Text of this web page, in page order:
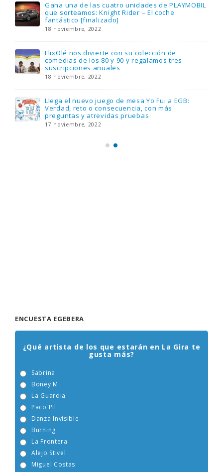
Gana una de las cuatro unidades de PLAYMOBIL
que sorteamos: Knight Rider – El coche
fantástico [finalizado]
18 noviembre, 2022
FlixOlé nos divierte con su colección de
comedias de los 80 y 90 y regalamos tres
suscripciones anuales
18 noviembre, 2022
Llega el nuevo juego de mesa Yo Fui a EGB:
Verdad, reto o consecuencia, con más
preguntas y atrevidas pruebas
17 noviembre, 2022
ENCUESTA EGEBERA
¿Qué artista de los que estarán en La Gira te
gusta más?
Sabrina
Boney M
La Guardia
Paco Pil
Danza Invisible
Burning
La Frontera
Alejo Stivel
Miguel Costas